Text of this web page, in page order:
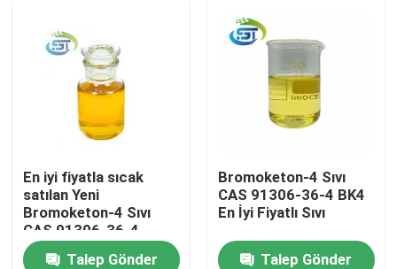
En iyi fiyatla sıcak
satılan Yeni
Bromoketon-4 Sıvı
CAS 91306-36-4
Talep Gönder
Bromoketon-4 Sıvı
CAS 91306-36-4 BK4
En İyi Fiyatlı Sıvı
Talep Gönder